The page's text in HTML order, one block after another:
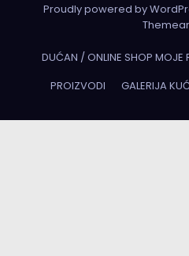
Proudly powered by
DUĆAN / ONLINE SHOP MOJE
PROIZVODI
GALERIJA